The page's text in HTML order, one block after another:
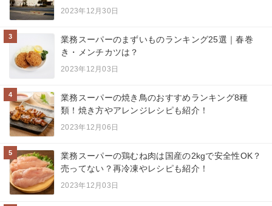
2023年12月30日
3
業務スーパーのまずいものランキング25選｜春巻
き・メンチカツは？
2023年12月03日
4
業務スーパーの焼き鳥のおすすめランキング8種
類！焼き方やアレンジレシピも紹介！
2023年12月06日
5
業務スーパーの鶏むね肉は国産の2kgで安全性OK？
売ってない？再冷凍やレシピも紹介！
2023年12月03日